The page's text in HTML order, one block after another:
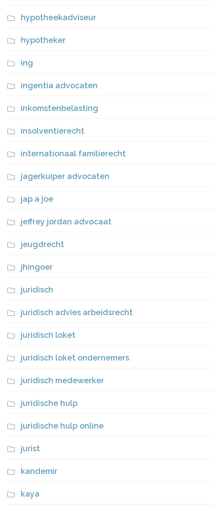
hypotheekadviseur
hypotheker
ing
ingentia advocaten
inkomstenbelasting
insolventierecht
internationaal familierecht
jagerkuiper advocaten
jap a joe
jeffrey jordan advocaat
jeugdrecht
jhingoer
juridisch
juridisch advies arbeidsrecht
juridisch loket
juridisch loket ondernemers
juridisch medewerker
juridische hulp
juridische hulp online
jurist
kandemir
kaya